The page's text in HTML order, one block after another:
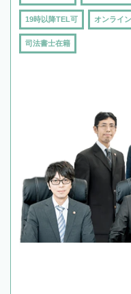
19時以降TEL可 オンライ
司法書士在籍